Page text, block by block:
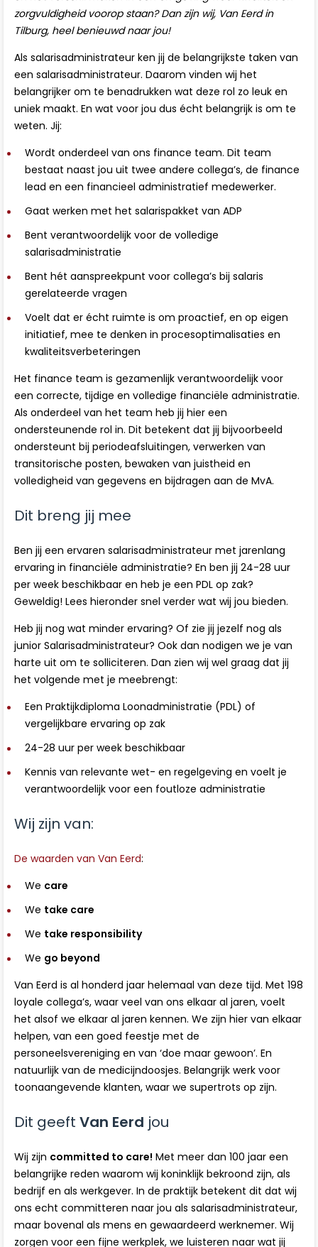
zorgvuldigheid voorop staan? Dan zijn wij, Van Eerd in
Tilburg, heel benieuwd naar jou!
Als salarisadministrateur ken jij de belangrijkste taken van
een salarisadministrateur. Daarom vinden wij het
belangrijker om te benadrukken wat deze rol zo leuk en
uniek maakt. En wat voor jou dus écht belangrijk is om te
weten. Jij:
Wordt onderdeel van ons finance team. Dit team
bestaat naast jou uit twee andere collega’s, de finance
lead en een financieel administratief medewerker.
Gaat werken met het salarispakket van ADP
Bent verantwoordelijk voor de volledige
salarisadministratie
Bent hét aanspreekpunt voor collega’s bij salaris
gerelateerde vragen
Voelt dat er écht ruimte is om proactief, en op eigen
initiatief, mee te denken in procesoptimalisaties en
kwaliteitsverbeteringen
Het finance team is gezamenlijk verantwoordelijk voor
een correcte, tijdige en volledige financiële administratie.
Als onderdeel van het team heb jij hier een
ondersteunende rol in. Dit betekent dat jij bijvoorbeeld
ondersteunt bij periodeafsluitingen, verwerken van
transitorische posten, bewaken van juistheid en
volledigheid van gegevens en bijdragen aan de MvA.
Dit breng jij mee
Ben jij een ervaren salarisadministrateur met jarenlang
ervaring in financiële administratie? En ben jij 24-28 uur
per week beschikbaar en heb je een PDL op zak?
Geweldig! Lees hieronder snel verder wat wij jou bieden.
Heb jij nog wat minder ervaring? Of zie jij jezelf nog als
junior Salarisadministrateur? Ook dan nodigen we je van
harte uit om te solliciteren. Dan zien wij wel graag dat jij
het volgende met je meebrengt:
Een Praktijkdiploma Loonadministratie (PDL) of
vergelijkbare ervaring op zak
24-28 uur per week beschikbaar
Kennis van relevante wet- en regelgeving en voelt je
verantwoordelijk voor een foutloze administratie
Wij zijn van:
De waarden van Van Eerd:
We care
We take care
We take responsibility
We go beyond
Van Eerd is al honderd jaar helemaal van deze tijd. Met 198
loyale collega’s, waar veel van ons elkaar al jaren, voelt
het alsof we elkaar al jaren kennen. We zijn hier van elkaar
helpen, van een goed feestje met de
personeelsvereniging en van ‘doe maar gewoon’. En
natuurlijk van de medicijndoosjes. Belangrijk werk voor
toonaangevende klanten, waar we supertrots op zijn.
Dit geeft Van Eerd jou
Wij zijn committed to care! Met meer dan 100 jaar een
belangrijke reden waarom wij koninklijk bekroond zijn, als
bedrijf en als werkgever. In de praktijk betekent dit dat wij
ons echt committeren naar jou als salarisadministrateur,
maar bovenal als mens en gewaardeerd werknemer. Wij
zorgen voor een fijne werkplek, we luisteren naar wat jij